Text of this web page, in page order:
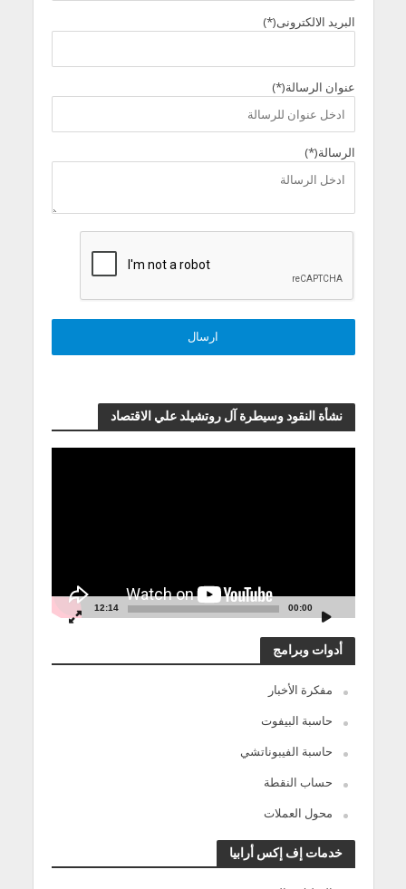
البريد الالكترونى(*)
عنوان الرسالة(*)
الرسالة(*)
نشأة النقود وسيطرة آل روتشيلد علي الاقتصاد
00:00
12:14
أدوات وبرامج
مفكرة الأخبار
حاسبة البيفوت
حاسبة الفيبوناتشي
حساب النقطة
محول العملات
خدمات إف إكس أرابيا